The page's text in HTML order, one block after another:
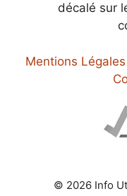
décalé sur
Mentions
© 2026 Info